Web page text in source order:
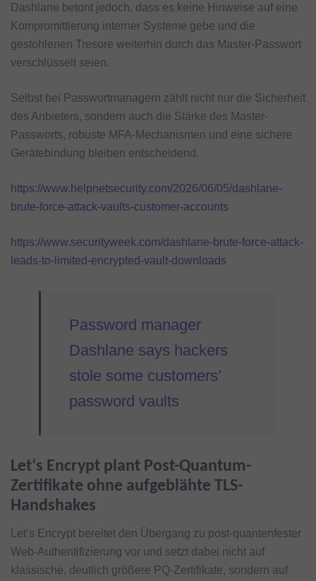
Dashlane betont jedoch, dass es keine Hinweise auf eine
Kompromittierung interner Systeme gebe und die
gestohlenen Tresore weiterhin durch das Master-Passwort
verschlüsselt seien.
Selbst bei Passwortmanagern zählt nicht nur die Sicherheit
des Anbieters, sondern auch die Stärke des Master-
Passworts, robuste MFA-Mechanismen und eine sichere
Gerätebindung bleiben entscheidend.
https://www.helpnetsecurity.com/2026/06/05/dashlane-
brute-force-attack-vaults-customer-accounts
https://www.securityweek.com/dashlane-brute-force-attack-
leads-to-limited-encrypted-vault-downloads
Password manager
Dashlane says hackers
stole some customers’
password vaults
Let‘s Encrypt plant Post-Quantum-
Zertifikate ohne aufgeblähte TLS-
Handshakes
Let‘s Encrypt bereitet den Übergang zu post-quantenfester
Web-Authentifizierung vor und setzt dabei nicht auf
klassische, deutlich größere PQ-Zertifikate, sondern auf